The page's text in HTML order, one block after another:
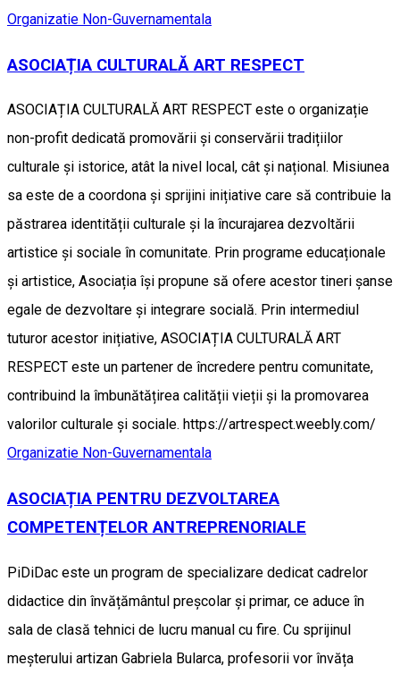
Organizatie Non-Guvernamentala
ASOCIAȚIA CULTURALĂ ART RESPECT
ASOCIAȚIA CULTURALĂ ART RESPECT este o organizație
non-profit dedicată promovării și conservării tradițiilor
culturale și istorice, atât la nivel local, cât și național. Misiunea
sa este de a coordona și sprijini inițiative care să contribuie la
păstrarea identității culturale și la încurajarea dezvoltării
artistice și sociale în comunitate. Prin programe educaționale
și artistice, Asociația își propune să ofere acestor tineri șanse
egale de dezvoltare și integrare socială. Prin intermediul
tuturor acestor inițiative, ASOCIAȚIA CULTURALĂ ART
RESPECT este un partener de încredere pentru comunitate,
contribuind la îmbunătățirea calității vieții și la promovarea
valorilor culturale și sociale. https://artrespect.weebly.com/
Organizatie Non-Guvernamentala
ASOCIAȚIA PENTRU DEZVOLTAREA
COMPETENȚELOR ANTREPRENORIALE
PiDiDac este un program de specializare dedicat cadrelor
didactice din învățământul preșcolar și primar, ce aduce în
sala de clasă tehnici de lucru manual cu fire. Cu sprijinul
meșterului artizan Gabriela Bularca, profesorii vor învăța